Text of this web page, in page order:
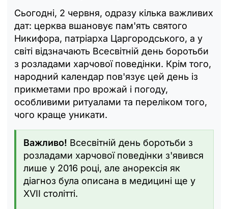
Сьогодні, 2 червня, одразу кілька важливих
дат: церква вшановує пам'ять святого
Никифора, патріарха Царгородського, а у
світі відзначають Всесвітній день боротьби
з розладами харчової поведінки. Крім того,
народний календар пов'язує цей день із
прикметами про врожай і погоду,
особливими ритуалами та переліком того,
чого краще уникати.
Важливо! Всесвітній день боротьби з
розладами харчової поведінки з'явився
лише у 2016 році, але анорексія як
діагноз була описана в медицині ще у
XVII столітті.